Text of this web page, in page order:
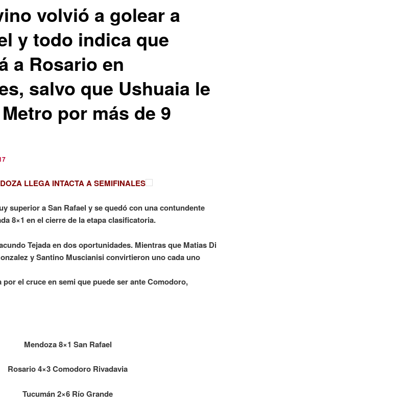
volvió a golear a
y todo indica que
a Rosario en
salvo que Ushuaia le
por más de 9
LLEGA INTACTA A SEMIFINALES
superior a San Rafael y se quedó con una contundente
8×1 en el cierre de la etapa clasificatoria.
Tejada en dos oportunidades. Mientras que Matias Di
y Santino Muscianisi convirtieron uno cada uno
el cruce en semi que puede ser ante Comodoro,
Mendoza 8×1 San Rafael
Rosario 4×3 Comodoro Rivadavia
Tucumán 2×6 Río Grande